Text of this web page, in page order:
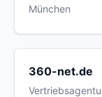
München
360-net.de